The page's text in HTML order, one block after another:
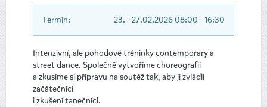
Termín: 23. - 27.02.2026 08:00 - 16:30
Intenzivní, ale pohodové tréninky contemporary a
street dance. Společně vytvoříme choreografii
a zkusíme si přípravu na soutěž tak, aby ji zvládli
začátečníci
i zkušení tanečníci.